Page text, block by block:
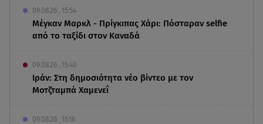
09.08.26 , 15:54
Μέγκαν Μαρκλ - Πρίγκιπας Χάρι: Πόσταραν selfie
από το ταξίδι στον Καναδά
09.08.26 , 15:40
Ιράν: Στη δημοσιότητα νέο βίντεο με τον
Μοτζταμπά Χαμενεΐ
09.08.26 , 15:16